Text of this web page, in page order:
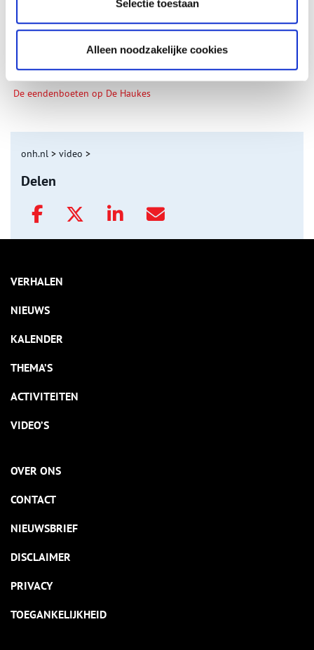
Selectie toestaan
Alleen noodzakelijke cookies
De eendenboeten op De Haukes
onh.nl > video >
Delen
VERHALEN
NIEUWS
KALENDER
THEMA’S
ACTIVITEITEN
VIDEO’S
OVER ONS
CONTACT
NIEUWSBRIEF
DISCLAIMER
PRIVACY
TOEGANKELIJKHEID